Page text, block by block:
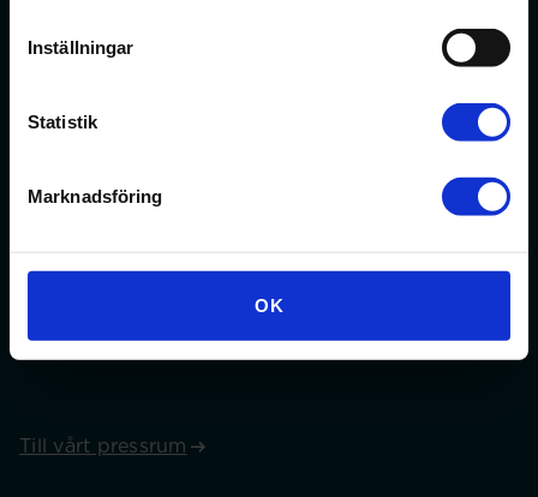
Inställningar
Statistik
Marknadsföring
OK
medlemskap eller allmänna fackliga frågor om din
mejl. Telefontider: Tisdag 13.00 – 16.00 och torsdag
09.00 – 12.00
Press
Är du journalist och vill komma i kontakt med Sveriges
Farmaceuter?
Till vårt pressrum